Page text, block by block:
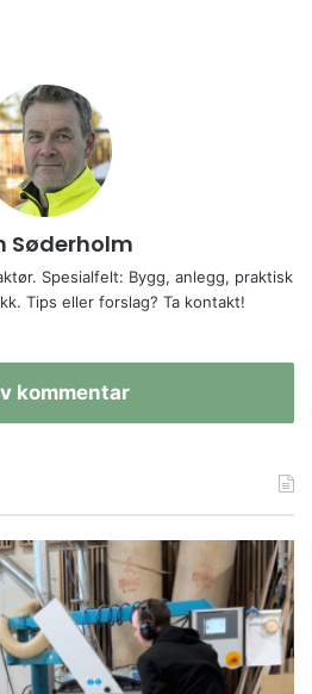
Søderholm
Spesialfelt: Bygg, anlegg, praktisk
Tips eller forslag? Ta kontakt!
kommentar